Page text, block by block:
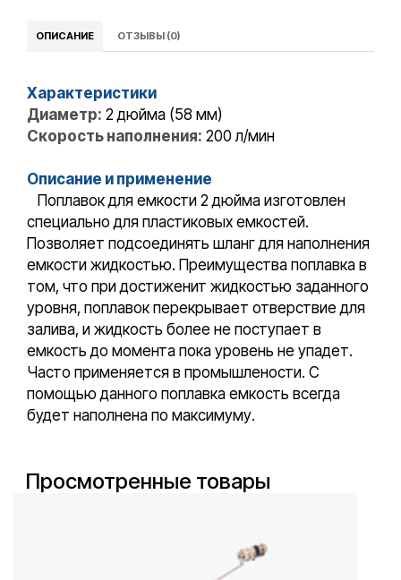
ОПИСАНИЕ ОТЗЫВЫ (0)
Характеристики
Диаметр: 2 дюйма (58 мм)
Скорость наполнения: 200 л/мин
Описание и применение
Поплавок для емкости 2 дюйма изготовлен
специально для пластиковых емкостей.
Позволяет подсоединять шланг для наполнения
емкости жидкостью. Преимущества поплавка в
том, что при достиженит жидкостью заданного
уровня, поплавок перекрывает отверствие для
залива, и жидкость более не поступает в
емкость до момента пока уровень не упадет.
Часто применяется в промышлености. С
помощью данного поплавка емкость всегда
будет наполнена по максимуму.
Просмотренные товары